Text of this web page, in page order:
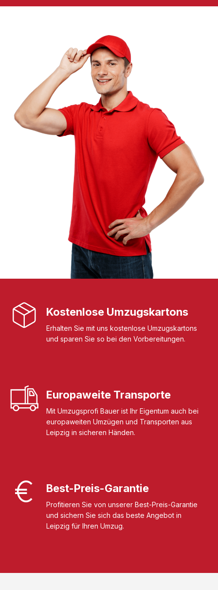
Kostenlose Umzugskartons
Erhalten Sie mit uns kostenlose Umzugskartons
und sparen Sie so bei den Vorbereitungen.
Europaweite Transporte
Mit Umzugsprofi Bauer ist Ihr Eigentum auch bei
europaweiten Umzügen und Transporten aus
Leipzig in sicheren Händen.
Best-Preis-Garantie
Profitieren Sie von unserer Best-Preis-Garantie
und sichern Sie sich das beste Angebot in
Leipzig für Ihren Umzug.